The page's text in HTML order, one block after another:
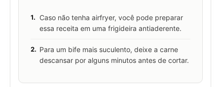
1.
Caso não tenha airfryer, você pode preparar
essa receita em uma frigideira antiaderente.
2. Para um bife mais suculento, deixe a carne
descansar por alguns minutos antes de cortar.